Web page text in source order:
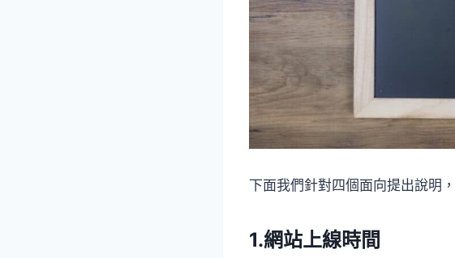
下面我們針對四個面向提出說明
1.網站上線時間